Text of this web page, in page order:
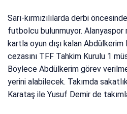
Sarı-kırmızılılarda derbi
futbolcu bulunmuyor. Alanyaspor
kartla oyun dışı kalan Abdülkerim
cezasını TFF Tahkim Kurulu 1
Böylece Abdülkerim görev
yerini alabilecek. Takımda
Karataş ile Yusuf Demir de